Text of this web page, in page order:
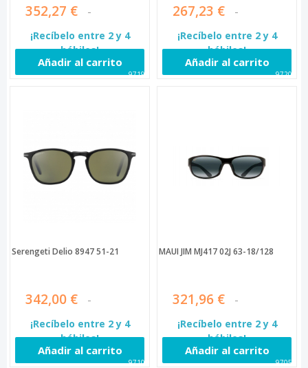
352,27 €
¡Recíbelo entre 2 y 4
hábiles!
Añadir al carrito
97198
267,23 €
¡Recíbelo entre 2 y 4
hábiles!
Añadir al carrito
97207
Serengeti Delio 8947 51-21
342,00 €
¡Recíbelo entre 2 y 4
hábiles!
Añadir al carrito
97109
MAUI JIM MJ417 02J 63-18/128
321,96 €
¡Recíbelo entre 2 y 4
hábiles!
Añadir al carrito
97056